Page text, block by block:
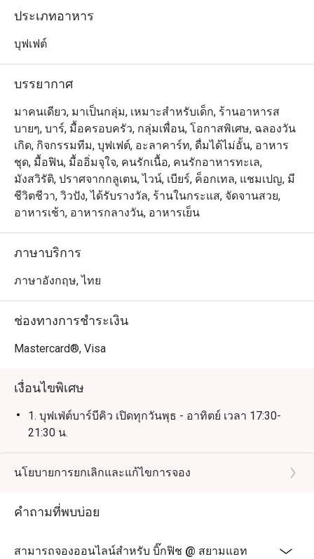
หลายแต่ไม่หลุดไปจากโอเชียนธีม และเนื่องจากเป็นร้านที่
เลือกหลากหลาย ตั้งแต่บุฟเฟ่ต์ สเตชั่นอาหารปรุงสดใหม่
ประเภทอาหาร
บุฟเฟต์
บรรยากาศ
มาคนเดียว, มาเป็นกลุ่ม, เหมาะสำหรับเด็ก, ร้านอาหารส
บายๆ, บาร์, มื้อครอบครัว, กลุ่มเพื่อน, โอกาสพิเศษ, ฉลองวัน
เกิด, กิจกรรมทีม, บุฟเฟต์, อะลาคาร์ท, ดื่มได้ไม่อั้น, อาหาร
ชุด, มื้อฟิน, มื้ออิ่มจุใจ, คนรักเนื้อ, คนรักอาหารทะเล,
มังสวิรัติ, ปราศจากกลูเตน, ไวน์, เบียร์, ค็อกเทล, แชมเปญ, มี
ชีวิตชีวา, วิวปัง, ได้รับรางวัล, ร้านในกระแส, จัดจานสวย,
อาหารเช้า, อาหารกลางวัน, อาหารเย็น
ภาษาบริการ
ภาษาอังกฤษ, ไทย
ช่องทางการชำระเงิน
Mastercard®, Visa
เงื่อนไขพิเศษ
1. บุฟเฟ่ต์บาร์บีคิว เปิดทุกวันพุธ - อาทิตย์ เวลา 17:30-
21:30 น.
นโยบายการยกเลิกและแก้ไขการจอง
คำถามที่พบบ่อย
สามารถจองออนไลน์สำหรับ บิ๊กฟิช @ สยามแอท